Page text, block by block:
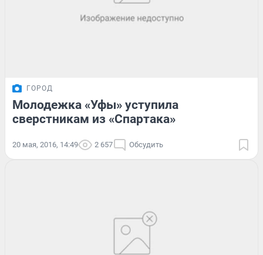
ГОРОД
Молодежка «Уфы» уступила
сверстникам из «Спартака»
20 мая, 2016, 14:49 2 657 Обсудить